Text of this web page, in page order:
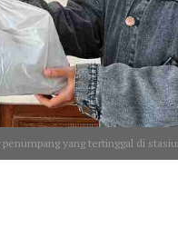
penumpang yang tertinggal di